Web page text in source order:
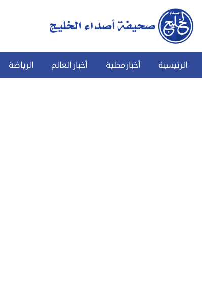
الرئيسية أخبار محلية أخبار العالم الرياضة